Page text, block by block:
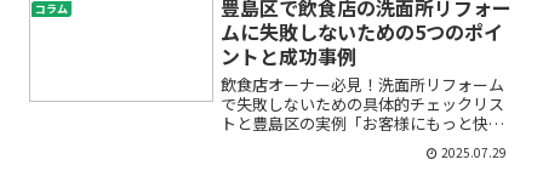
ませんか？この記事では、...
コラム
豊島区で飲食店の洗面所リフォー
ムに失敗しないための5つのポイ
ントと成功事例
飲食店オーナー必見！洗面所リフォーム
で失敗しないための具体的チェックリス
トと豊島区の実例「お客様にもっと快適
な空間を提供したい」「古くなった洗面
所を改装したいけれど、何から始めてい
2025.07.29